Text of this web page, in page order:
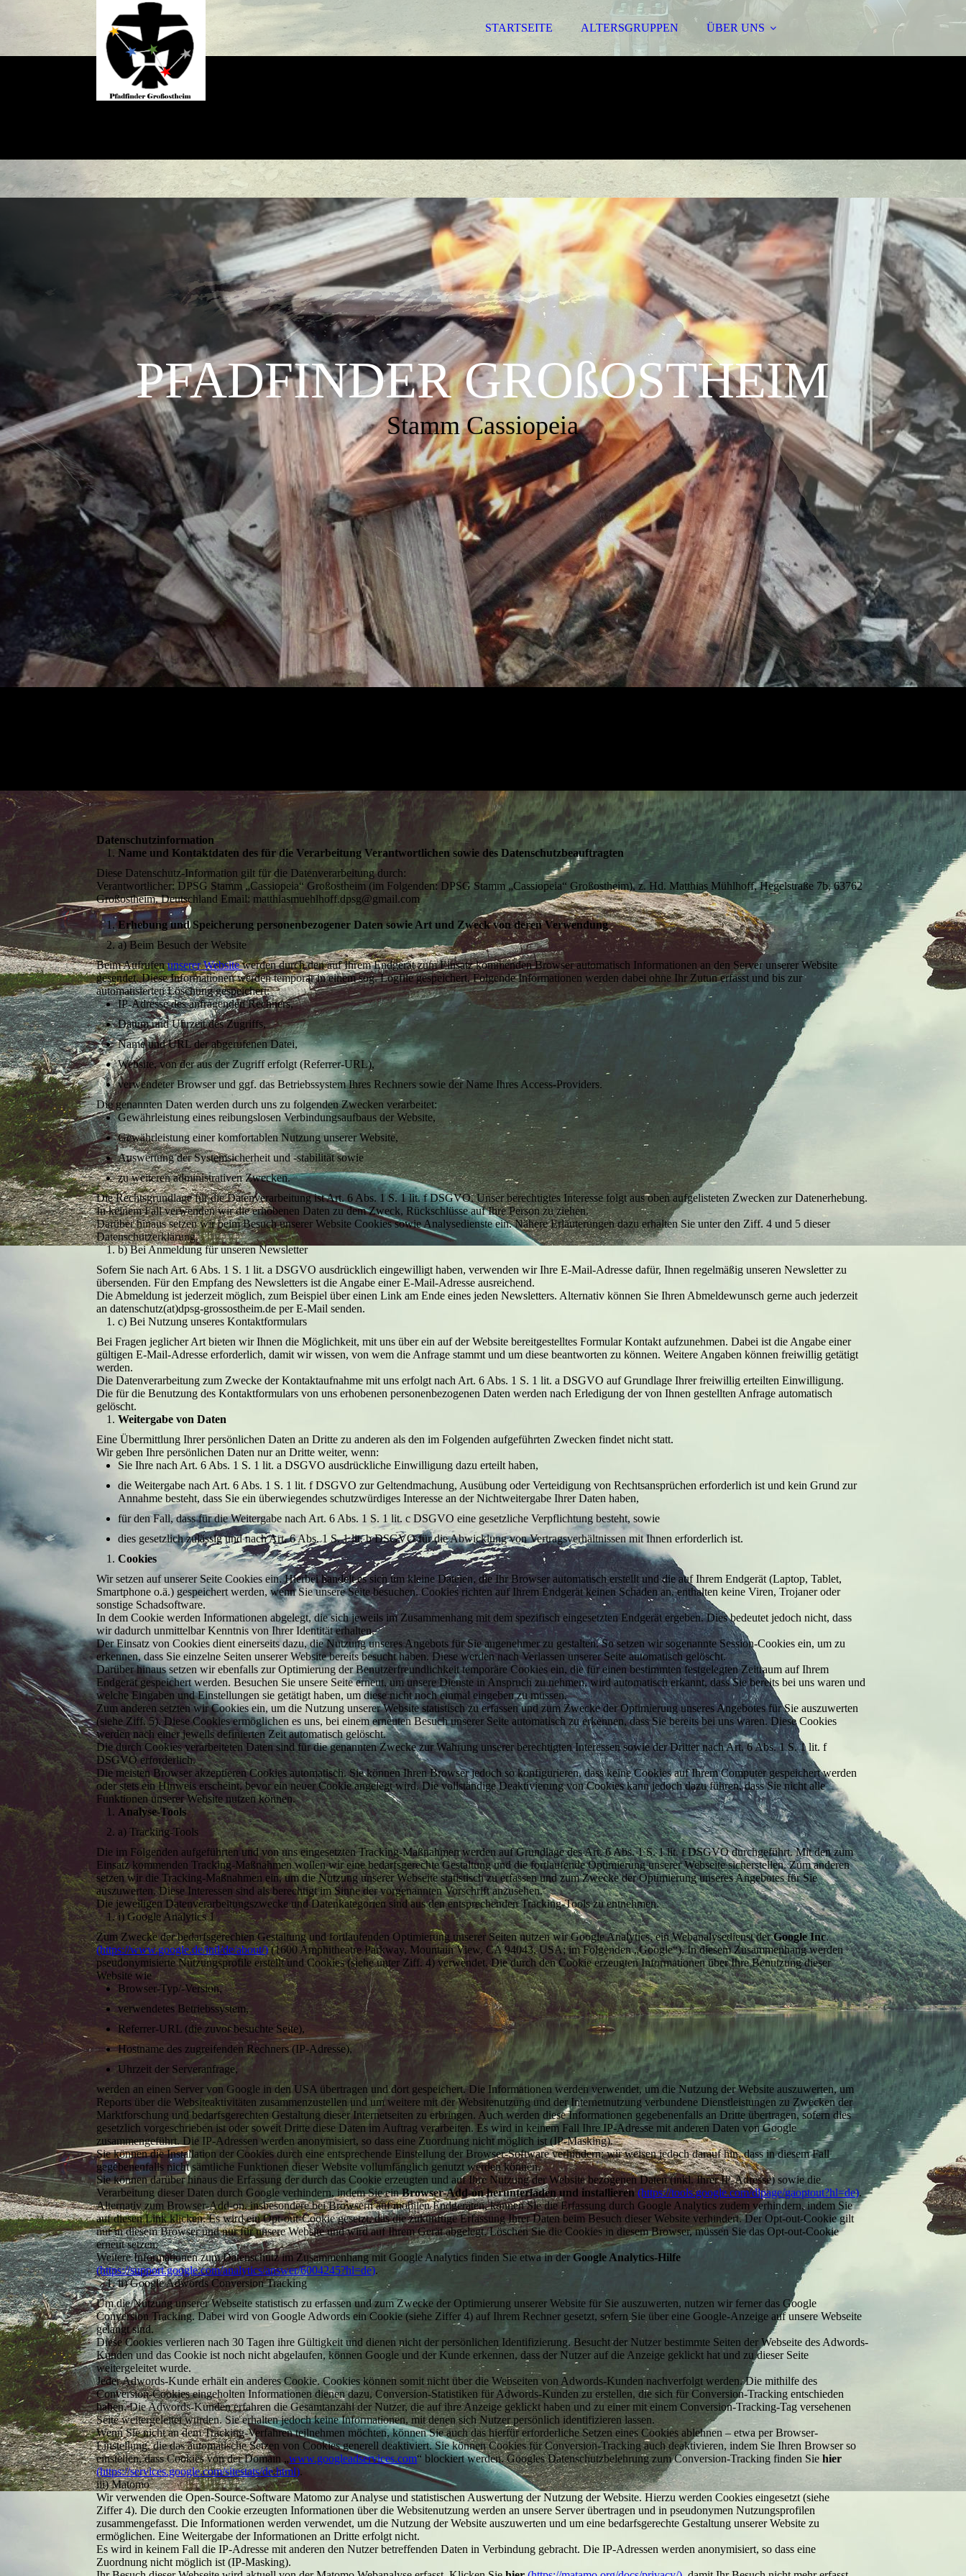
STARTSEITE ALTERSGRUPPEN ÜBER UNS
PFADFINDER GROßOSTHEIM
Stamm Cassiopeia
Datenschutzinformation
Name und Kontaktdaten des für die Verarbeitung Verantwortlichen sowie des Datenschutzbeauftragten
Diese Datenschutz-Information gilt für die Datenverarbeitung durch:
Verantwortlicher: DPSG Stamm „Cassiopeia“ Großostheim (im Folgenden: DPSG Stamm „Cassiopeia“ Großostheim), z. Hd. Matthias Mühlhoff, Hegelstraße 7b, 63762
Großostheim, Deutschland Email: matthiasmuehlhoff.dpsg@gmail.com
Erhebung und Speicherung personenbezogener Daten sowie Art und Zweck von deren Verwendung
a) Beim Besuch der Website
Beim Aufrufenunserer Websitewerden durch den auf Ihrem Endgerät zum Einsatz kommenden Browser automatisch Informationen an den Server unserer Website
gesendet. Diese Informationen werden temporär in einem sog. Logfile gespeichert. Folgende Informationen werden dabei ohne Ihr Zutun erfasst und bis zur
automatisierten Löschung gespeichert:
IP-Adresse des anfragenden Rechners,
Datum und Uhrzeit des Zugriffs,
Name und URL der abgerufenen Datei,
Website, von der aus der Zugriff erfolgt (Referrer-URL),
verwendeter Browser und ggf. das Betriebssystem Ihres Rechners sowie der Name Ihres Access-Providers.
Die genannten Daten werden durch uns zu folgenden Zwecken verarbeitet:
Gewährleistung eines reibungslosen Verbindungsaufbaus der Website,
Gewährleistung einer komfortablen Nutzung unserer Website,
Auswertung der Systemsicherheit und -stabilität sowie
zu weiteren administrativen Zwecken.
Die Rechtsgrundlage für die Datenverarbeitung ist Art. 6 Abs. 1 S. 1 lit. f DSGVO. Unser berechtigtes Interesse folgt aus oben aufgelisteten Zwecken zur Datenerhebung.
In keinem Fall verwenden wir die erhobenen Daten zu dem Zweck, Rückschlüsse auf Ihre Person zu ziehen.
Darüber hinaus setzen wir beim Besuch unserer Website Cookies sowie Analysedienste ein. Nähere Erläuterungen dazu erhalten Sie unter den Ziff. 4 und 5 dieser
Datenschutzerklärung.
b) Bei Anmeldung für unseren Newsletter
Sofern Sie nach Art. 6 Abs. 1 S. 1 lit. a DSGVO ausdrücklich eingewilligt haben, verwenden wir Ihre E-Mail-Adresse dafür, Ihnen regelmäßig unseren Newsletter zu
übersenden. Für den Empfang des Newsletters ist die Angabe einer E-Mail-Adresse ausreichend.
Die Abmeldung ist jederzeit möglich, zum Beispiel über einen Link am Ende eines jeden Newsletters. Alternativ können Sie Ihren Abmeldewunsch gerne auch jederzeit
an datenschutz(at)dpsg-grossostheim.de per E-Mail senden.
c) Bei Nutzung unseres Kontaktformulars
Bei Fragen jeglicher Art bieten wir Ihnen die Möglichkeit, mit uns über ein auf der Website bereitgestelltes Formular Kontakt aufzunehmen. Dabei ist die Angabe einer
gültigen E-Mail-Adresse erforderlich, damit wir wissen, von wem die Anfrage stammt und um diese beantworten zu können. Weitere Angaben können freiwillig getätigt
werden.
Die Datenverarbeitung zum Zwecke der Kontaktaufnahme mit uns erfolgt nach Art. 6 Abs. 1 S. 1 lit. a DSGVO auf Grundlage Ihrer freiwillig erteilten Einwilligung.
Die für die Benutzung des Kontaktformulars von uns erhobenen personenbezogenen Daten werden nach Erledigung der von Ihnen gestellten Anfrage automatisch
gelöscht.
Weitergabe von Daten
Eine Übermittlung Ihrer persönlichen Daten an Dritte zu anderen als den im Folgenden aufgeführten Zwecken findet nicht statt.
Wir geben Ihre persönlichen Daten nur an Dritte weiter, wenn:
Sie Ihre nach Art. 6 Abs. 1 S. 1 lit. a DSGVO ausdrückliche Einwilligung dazu erteilt haben,
die Weitergabe nach Art. 6 Abs. 1 S. 1 lit. f DSGVO zur Geltendmachung, Ausübung oder Verteidigung von Rechtsansprüchen erforderlich ist und kein Grund zur
Annahme besteht, dass Sie ein überwiegendes schutzwürdiges Interesse an der Nichtweitergabe Ihrer Daten haben,
für den Fall, dass für die Weitergabe nach Art. 6 Abs. 1 S. 1 lit. c DSGVO eine gesetzliche Verpflichtung besteht, sowie
dies gesetzlich zulässig und nach Art. 6 Abs. 1 S. 1 lit. b DSGVO für die Abwicklung von Vertragsverhältnissen mit Ihnen erforderlich ist.
Cookies
Wir setzen auf unserer Seite Cookies ein. Hierbei handelt es sich um kleine Dateien, die Ihr Browser automatisch erstellt und die auf Ihrem Endgerät (Laptop, Tablet,
Smartphone o.ä.) gespeichert werden, wenn Sie unsere Seite besuchen. Cookies richten auf Ihrem Endgerät keinen Schaden an, enthalten keine Viren, Trojaner oder
sonstige Schadsoftware.
In dem Cookie werden Informationen abgelegt, die sich jeweils im Zusammenhang mit dem spezifisch eingesetzten Endgerät ergeben. Dies bedeutet jedoch nicht, dass
wir dadurch unmittelbar Kenntnis von Ihrer Identität erhalten.
Der Einsatz von Cookies dient einerseits dazu, die Nutzung unseres Angebots für Sie angenehmer zu gestalten. So setzen wir sogenannte Session-Cookies ein, um zu
erkennen, dass Sie einzelne Seiten unserer Website bereits besucht haben. Diese werden nach Verlassen unserer Seite automatisch gelöscht.
Darüber hinaus setzen wir ebenfalls zur Optimierung der Benutzerfreundlichkeit temporäre Cookies ein, die für einen bestimmten festgelegten Zeitraum auf Ihrem
Endgerät gespeichert werden. Besuchen Sie unsere Seite erneut, um unsere Dienste in Anspruch zu nehmen, wird automatisch erkannt, dass Sie bereits bei uns waren und
welche Eingaben und Einstellungen sie getätigt haben, um diese nicht noch einmal eingeben zu müssen.
Zum anderen setzten wir Cookies ein, um die Nutzung unserer Website statistisch zu erfassen und zum Zwecke der Optimierung unseres Angebotes für Sie auszuwerten
(siehe Ziff. 5). Diese Cookies ermöglichen es uns, bei einem erneuten Besuch unserer Seite automatisch zu erkennen, dass Sie bereits bei uns waren. Diese Cookies
werden nach einer jeweils definierten Zeit automatisch gelöscht.
Die durch Cookies verarbeiteten Daten sind für die genannten Zwecke zur Wahrung unserer berechtigten Interessen sowie der Dritter nach Art. 6 Abs. 1 S. 1 lit. f
DSGVO erforderlich.
Die meisten Browser akzeptieren Cookies automatisch. Sie können Ihren Browser jedoch so konfigurieren, dass keine Cookies auf Ihrem Computer gespeichert werden
oder stets ein Hinweis erscheint, bevor ein neuer Cookie angelegt wird. Die vollständige Deaktivierung von Cookies kann jedoch dazu führen, dass Sie nicht alle
Funktionen unserer Website nutzen können.
Analyse-Tools
a) Tracking-Tools
Die im Folgenden aufgeführten und von uns eingesetzten Tracking-Maßnahmen werden auf Grundlage des Art. 6 Abs. 1 S. 1 lit. f DSGVO durchgeführt. Mit den zum
Einsatz kommenden Tracking-Maßnahmen wollen wir eine bedarfsgerechte Gestaltung und die fortlaufende Optimierung unserer Webseite sicherstellen. Zum anderen
setzen wir die Tracking-Maßnahmen ein, um die Nutzung unserer Webseite statistisch zu erfassen und zum Zwecke der Optimierung unseres Angebotes für Sie
auszuwerten. Diese Interessen sind als berechtigt im Sinne der vorgenannten Vorschrift anzusehen.
Die jeweiligen Datenverarbeitungszwecke und Datenkategorien sind aus den entsprechenden Tracking-Tools zu entnehmen.
i) Google Analytics 1
Zum Zwecke der bedarfsgerechten Gestaltung und fortlaufenden Optimierung unserer Seiten nutzen wir Google Analytics, ein Webanalysedienst derGoogle Inc.
(https://www.google.de/intl/de/about/)(1600 Amphitheatre Parkway, Mountain View, CA 94043, USA; im Folgenden „Google“). In diesem Zusammenhang werden
pseudonymisierte Nutzungsprofile erstellt und Cookies (siehe unter Ziff. 4) verwendet. Die durch den Cookie erzeugten Informationen über Ihre Benutzung dieser
Website wie
Browser-Typ/-Version,
verwendetes Betriebssystem,
Referrer-URL (die zuvor besuchte Seite),
Hostname des zugreifenden Rechners (IP-Adresse),
Uhrzeit der Serveranfrage,
werden an einen Server von Google in den USA übertragen und dort gespeichert. Die Informationen werden verwendet, um die Nutzung der Website auszuwerten, um
Reports über die Websiteaktivitäten zusammenzustellen und um weitere mit der Websitenutzung und der Internetnutzung verbundene Dienstleistungen zu Zwecken der
Marktforschung und bedarfsgerechten Gestaltung dieser Internetseiten zu erbringen. Auch werden diese Informationen gegebenenfalls an Dritte übertragen, sofern dies
gesetzlich vorgeschrieben ist oder soweit Dritte diese Daten im Auftrag verarbeiten. Es wird in keinem Fall Ihre IP-Adresse mit anderen Daten von Google
zusammengeführt. Die IP-Adressen werden anonymisiert, so dass eine Zuordnung nicht möglich ist (IP-Masking).
Sie können die Installation der Cookies durch eine entsprechende Einstellung der Browser-Software verhindern; wir weisen jedoch darauf hin, dass in diesem Fall
gegebenenfalls nicht sämtliche Funktionen dieser Website vollumfänglich genutzt werden können.
Sie können darüber hinaus die Erfassung der durch das Cookie erzeugten und auf Ihre Nutzung der Website bezogenen Daten (inkl. Ihrer IP-Adresse) sowie die
Verarbeitung dieser Daten durch Google verhindern, indem Sie einBrowser-Add-on herunterladen und installieren (https://tools.google.com/dlpage/gaoptout?hl=de).
Alternativ zum Browser-Add-on, insbesondere bei Browsern auf mobilen Endgeräten, können Sie die Erfassung durch Google Analytics zudem verhindern, indem Sie
auf diesen Link klicken. Es wird ein Opt-out-Cookie gesetzt, das die zukünftige Erfassung Ihrer Daten beim Besuch dieser Website verhindert. Der Opt-out-Cookie gilt
nur in diesem Browser und nur für unsere Website und wird auf Ihrem Gerät abgelegt. Löschen Sie die Cookies in diesem Browser, müssen Sie das Opt-out-Cookie
erneut setzen.
Weitere Informationen zum Datenschutz im Zusammenhang mit Google Analytics finden Sie etwa in derGoogle Analytics-Hilfe
(https://support.google.com/analytics/answer/6004245?hl=de).
ii) Google Adwords Conversion Tracking
Um die Nutzung unserer Webseite statistisch zu erfassen und zum Zwecke der Optimierung unserer Website für Sie auszuwerten, nutzen wir ferner das Google
Conversion Tracking. Dabei wird von Google Adwords ein Cookie (siehe Ziffer 4) auf Ihrem Rechner gesetzt, sofern Sie über eine Google-Anzeige auf unsere Webseite
gelangt sind.
Diese Cookies verlieren nach 30 Tagen ihre Gültigkeit und dienen nicht der persönlichen Identifizierung. Besucht der Nutzer bestimmte Seiten der Webseite des Adwords-
Kunden und das Cookie ist noch nicht abgelaufen, können Google und der Kunde erkennen, dass der Nutzer auf die Anzeige geklickt hat und zu dieser Seite
weitergeleitet wurde.
Jeder Adwords-Kunde erhält ein anderes Cookie. Cookies können somit nicht über die Webseiten von Adwords-Kunden nachverfolgt werden. Die mithilfe des
Conversion-Cookies eingeholten Informationen dienen dazu, Conversion-Statistiken für Adwords-Kunden zu erstellen, die sich für Conversion-Tracking entschieden
haben. Die Adwords-Kunden erfahren die Gesamtanzahl der Nutzer, die auf ihre Anzeige geklickt haben und zu einer mit einem Conversion-Tracking-Tag versehenen
Seite weitergeleitet wurden. Sie erhalten jedoch keine Informationen, mit denen sich Nutzer persönlich identifizieren lassen.
Wenn Sie nicht an dem Tracking-Verfahren teilnehmen möchten, können Sie auch das hierfür erforderliche Setzen eines Cookies ablehnen – etwa per Browser-
Einstellung, die das automatische Setzen von Cookies generell deaktiviert. Sie können Cookies für Conversion-Tracking auch deaktivieren, indem Sie Ihren Browser so
einstellen, dass Cookies von der Domain „www.googleadservices.com“ blockiert werden. Googles Datenschutzbelehrung zum Conversion-Tracking finden Siehier
(https://services.google.com/sitestats/de.html).
iii) Matomo
Wir verwenden die Open-Source-Software Matomo zur Analyse und statistischen Auswertung der Nutzung der Website. Hierzu werden Cookies eingesetzt (siehe
Ziffer 4). Die durch den Cookie erzeugten Informationen über die Websitenutzung werden an unsere Server übertragen und in pseudonymen Nutzungsprofilen
zusammengefasst. Die Informationen werden verwendet, um die Nutzung der Website auszuwerten und um eine bedarfsgerechte Gestaltung unserer Website zu
ermöglichen. Eine Weitergabe der Informationen an Dritte erfolgt nicht.
Es wird in keinem Fall die IP-Adresse mit anderen den Nutzer betreffenden Daten in Verbindung gebracht. Die IP-Adressen werden anonymisiert, so dass eine
Zuordnung nicht möglich ist (IP-Masking).